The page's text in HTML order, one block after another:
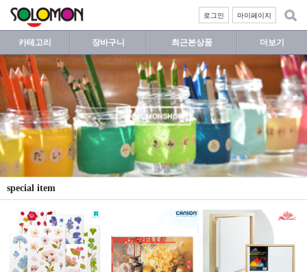
마이페이지
로그인
카테고리 장바구니 최근본상품 더보기
special item